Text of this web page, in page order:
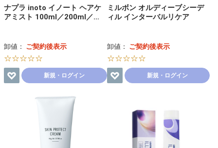
ナプラ inoto イノート ヘアケ
アミスト 100ml／200ml／…
卸値： ご契約後表示
☆☆☆☆☆
新規・ログイン
ミルボン オルディーブシーデ
ィル インターバルリケア
卸値： ご契約後表示
☆☆☆☆☆
新規・ログイン